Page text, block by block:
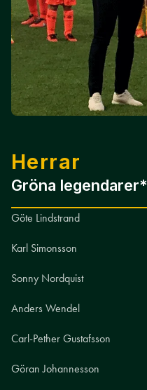
Herrar
Gröna legendarer*
Göte Lindstrand
Karl Simonsson
Sonny Nordquist
Anders Wendel
Carl-Pether Gustafsson
Göran Johannesson